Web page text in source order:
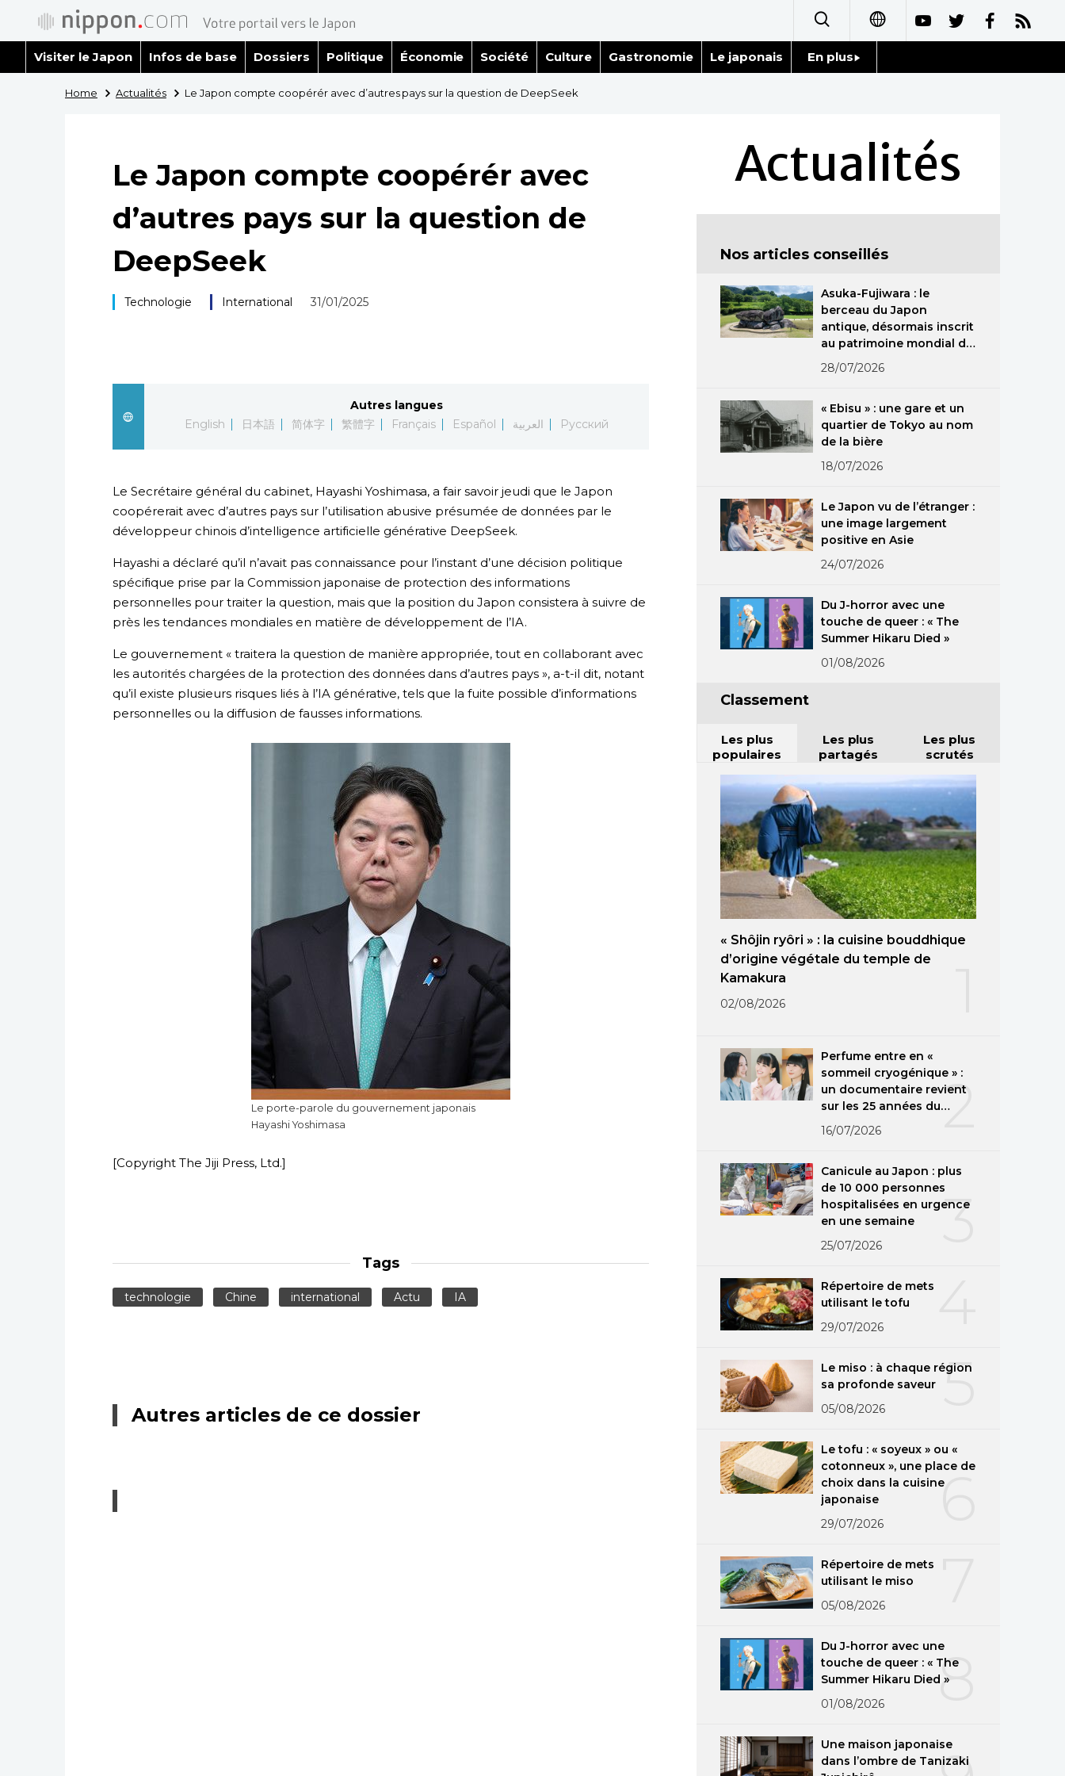
简体字
繁體字
العربية
Русский
Visiter le Japon Infos de base Dossiers Politique Économie Société Culture Gastronomie Le japonais En plus
Personnages
Chroniques
Images
Vidéos
Tokyo
Home Actualités Le Japon compte coopérér avec d’autres pays sur la question de DeepSeek
Le Japon compte coopérér avec
d’autres pays sur la question de
DeepSeek
Technologie International 31/01/2025
Autres langues
English
日本語 简体字 繁體字 Français Español العربية Русский
Le Secrétaire général du cabinet, Hayashi Yoshimasa, a fair savoir jeudi que le Japon
coopérerait avec d’autres pays sur l’utilisation abusive présumée de données par le
développeur chinois d’intelligence artificielle générative DeepSeek.
Hayashi a déclaré qu’il n’avait pas connaissance pour l’instant d’une décision politique
spécifique prise par la Commission japonaise de protection des informations
personnelles pour traiter la question, mais que la position du Japon consistera à suivre de
près les tendances mondiales en matière de développement de l’IA.
Le gouvernement « traitera la question de manière appropriée, tout en collaborant avec
les autorités chargées de la protection des données dans d’autres pays », a-t-il dit, notant
qu’il existe plusieurs risques liés à l’IA générative, tels que la fuite possible d’informations
personnelles ou la diffusion de fausses informations.
Le porte-parole du gouvernement japonais
Hayashi Yoshimasa
[Copyright The Jiji Press, Ltd.]
Tags
technologie Chine international Actu IA
Autres articles de ce dossier
Actualités
Nos articles conseillés
Asuka-Fujiwara : le
berceau du Japon
antique, désormais inscrit
au patrimoine mondial de
l’Unesco
28/07/2026
« Ebisu » : une gare et un
quartier de Tokyo au nom
de la bière
18/07/2026
Le Japon vu de l’étranger :
une image largement
positive en Asie
24/07/2026
Du J-horror avec une
touche de queer : « The
Summer Hikaru Died »
01/08/2026
Classement
Les plus
populaires
Les plus
partagés
Les plus
scrutés
« Shôjin ryôri » : la cuisine bouddhique
d’origine végétale du temple de
Kamakura
02/08/2026
2
Perfume entre en «
sommeil cryogénique » :
un documentaire revient
sur les 25 années du
groupe
16/07/2026
3
Canicule au Japon : plus
de 10 000 personnes
hospitalisées en urgence
en une semaine
25/07/2026
Répertoire de mets
utilisant le tofu
29/07/2026
5
Le miso : à chaque région
sa profonde saveur
05/08/2026
6
Le tofu : « soyeux » ou «
cotonneux », une place de
choix dans la cuisine
japonaise
29/07/2026
Répertoire de mets
utilisant le miso
05/08/2026
8
Du J-horror avec une
touche de queer : « The
Summer Hikaru Died »
01/08/2026
Une maison japonaise
dans l’ombre de Tanizaki